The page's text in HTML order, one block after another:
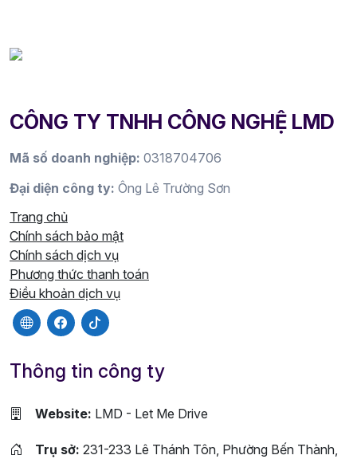
CÔNG TY TNHH CÔNG NGHỆ LMD
Mã số doanh nghiệp: 0318704706
Đại diện công ty: Ông Lê Trường Sơn
Trang chủ
Chính sách bảo mật
Chính sách dịch vụ
Phương thức thanh toán
Điều khoản dịch vụ
Thông tin công ty
Website: LMD - Let Me Drive
Trụ sở: 231-233 Lê Thánh Tôn, Phường Bến Thành,